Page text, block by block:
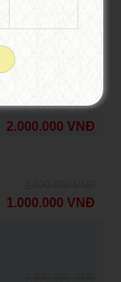
2.000.000 VNĐ
2.800.000 VNĐ
2.000.000 VNĐ
1.000.000 VNĐ